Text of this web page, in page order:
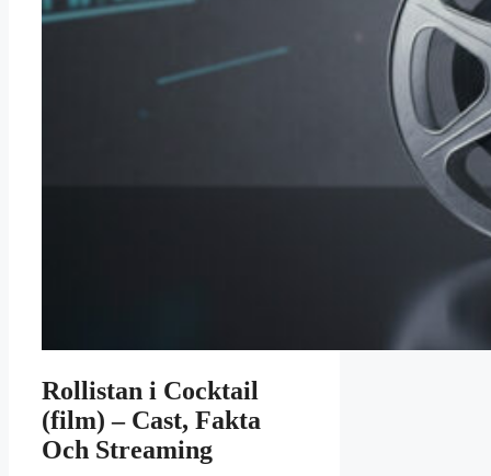
Rollistan i Cocktail
(film) – Cast, Fakta
Och Streaming